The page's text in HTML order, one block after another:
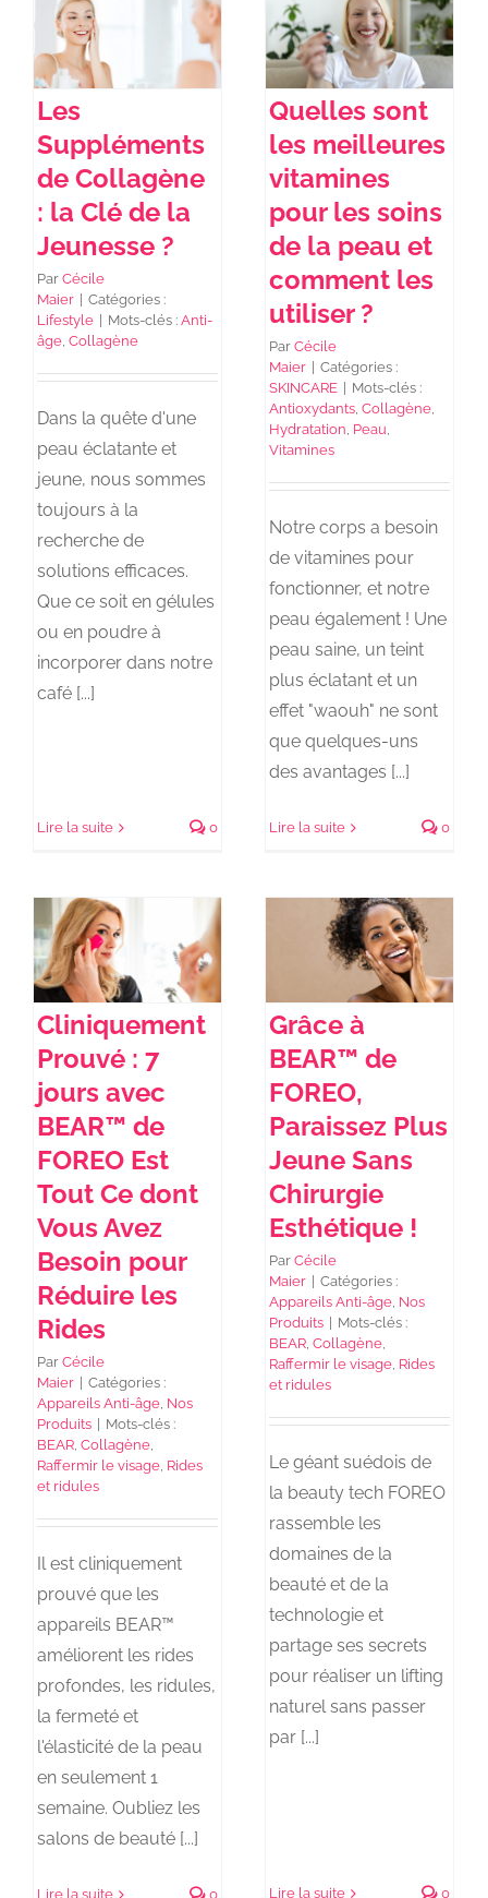
Les
Suppléments
de Collagène
: la Clé de la
Jeunesse ?
ParCécile
Maier
Catégories :
Lifestyle
Mots-clés :Anti-
âge ,Collagène
Dans la quête d'une
peau éclatante et
jeune, nous sommes
toujours à la
recherche de
solutions efficaces.
Que ce soit en gélules
ou en poudre à
incorporer dans notre
café [...]
Lire la suite 0
Quelles sont
les meilleures
vitamines
pour les soins
de la peau et
comment les
utiliser ?
ParCécile
Maier
Catégories :
SKINCARE
Mots-clés :
Antioxydants ,Collagène
Hydratation Peau
Vitamines
Notre corps a besoin
de vitamines pour
fonctionner, et notre
peau également ! Une
peau saine, un teint
plus éclatant et un
effet "waouh" ne sont
que quelques-uns
des avantages [...]
Lire la suite 0
Cliniquement
Prouvé : 7
jours avec
BEAR™ de
FOREO Est
Tout Ce dont
Vous Avez
Besoin pour
Réduire les
Rides
ParCécile
Maier
Catégories :
Appareils Anti-âge Nos
Produits
Mots-clés :
BEAR ,Collagène
Raffermir le visage Rides
et ridules
Il est cliniquement
prouvé que les
appareils BEAR™
améliorent les rides
profondes, les ridules,
la fermeté et
l'élasticité de la peau
en seulement 1
semaine. Oubliez les
salons de beauté [...]
Lire la suite 0
Grâce à
BEAR™ de
FOREO,
Paraissez Plus
Jeune Sans
Chirurgie
Esthétique !
ParCécile
Maier
Catégories :
Appareils Anti-âge Nos
Produits
Mots-clés :
BEAR ,Collagène
Raffermir le visage Rides
et ridules
Le géant suédois de
la beauty tech FOREO
rassemble les
domaines de la
beauté et de la
technologie et
partage ses secrets
pour réaliser un lifting
naturel sans passer
par [...]
Lire la suite 0